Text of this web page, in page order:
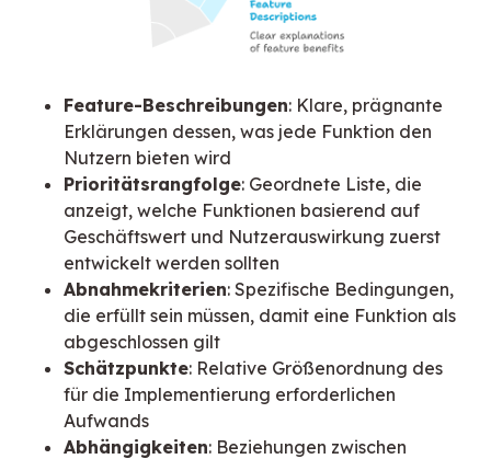
Feature-Beschreibungen: Klare, prägnante
Erklärungen dessen, was jede Funktion den
Nutzern bieten wird
Prioritätsrangfolge: Geordnete Liste, die
anzeigt, welche Funktionen basierend auf
Geschäftswert und Nutzerauswirkung zuerst
entwickelt werden sollten
Abnahmekriterien: Spezifische Bedingungen,
die erfüllt sein müssen, damit eine Funktion als
abgeschlossen gilt
Schätzpunkte: Relative Größenordnung des
für die Implementierung erforderlichen
Aufwands
Abhängigkeiten: Beziehungen zwischen